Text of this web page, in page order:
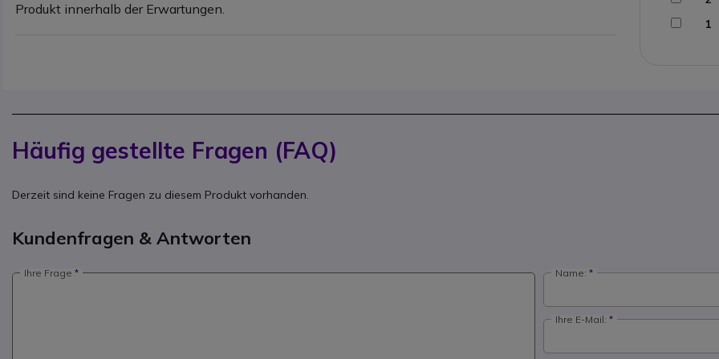
Produkt innerhalb der Erwartungen.
1
Häufig gestellte Fragen (FAQ)
Derzeit sind keine Fragen zu diesem Produkt vorhanden.
Kundenfragen & Antworten
Ihre Frage Name:
Ihre E-Mail: